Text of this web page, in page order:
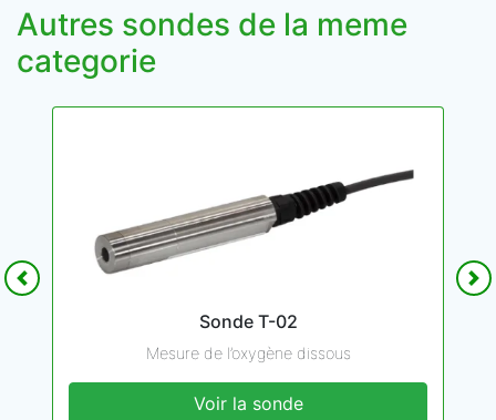
Autres sondes de la meme
categorie
Sonde T-02
Mesure de l’oxygène dissous
Voir la sonde
Precedent